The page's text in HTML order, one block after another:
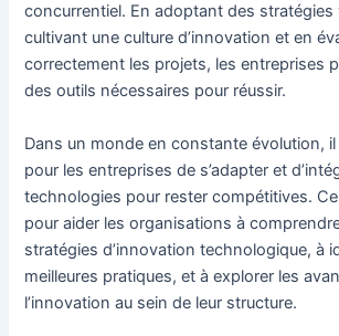
concurrentiel. En adoptant des stratégies
cultivant une culture d’innovation et en
correctement les projets, les entreprises
des outils nécessaires pour réussir.
Dans un monde en constante évolution,
pour les entreprises de s’adapter et
technologies pour rester compétitives.
pour aider les organisations à
stratégies d’innovation technologique, à
meilleures pratiques, et à explorer les
l’innovation au sein de leur structure.